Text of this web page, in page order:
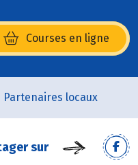
Courses en ligne
Partenaires locaux
sur